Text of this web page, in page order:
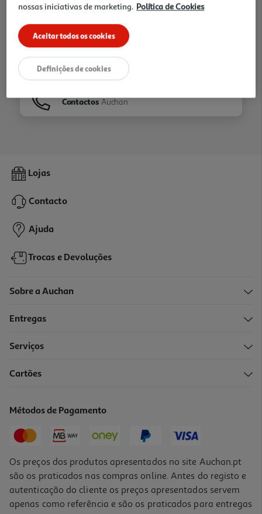
Ir para Homepage
Folhetos
Contactos Auchan
Lojas
Contacto
Ajuda
Trocas e Devoluções
Sobre a Auchan
Entregas
Serviços
Cartões
Métodos de Pagamento
Os preços dos produtos apresentados no site Auchan.pt
são os praticados nas compras online. Antes do registo e
autenticação do cliente os preços apresentados servem
apenas como referência e são os praticados para entregas
nossas iniciativas de marketing. Política de Cookies
Aceitar todos os cookies
Definições de cookies